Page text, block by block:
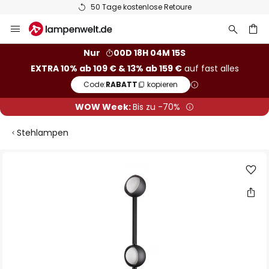
50 Tage kostenlose Retoure
Inhalt
Nur
00D 18H 04M 15S
EXTRA 10% ab 109 € & 13% ab 159 €auf fast alles
Code:RABATT kopieren
WOW Week:Bis zu -70%
Stehlampen